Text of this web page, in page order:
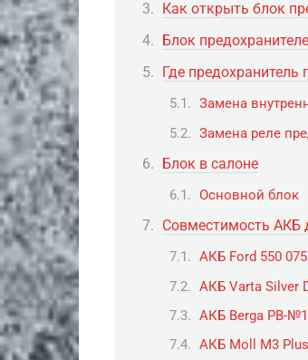
Как открыть блок
Блок
Где предохранитель
Замена
Замена реле
Блок в салоне
Основной блок
Совместимость
АКБ Ford 550 075
АКБ Varta Silver
АКБ Berga PB-№1
АКБ Moll M3 Plus